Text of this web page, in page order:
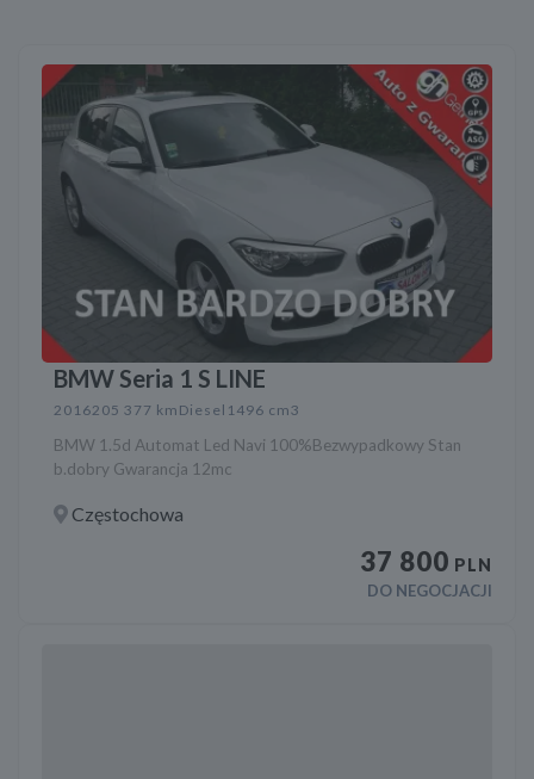
BMW Seria 1 S LINE
2016205 377 km Diesel 1496 cm3
BMW 1.5d Automat Led Navi 100%Bezwypadkowy Stan
b.dobry Gwarancja 12mc
Częstochowa
37 800 PLN
DO NEGOCJACJI